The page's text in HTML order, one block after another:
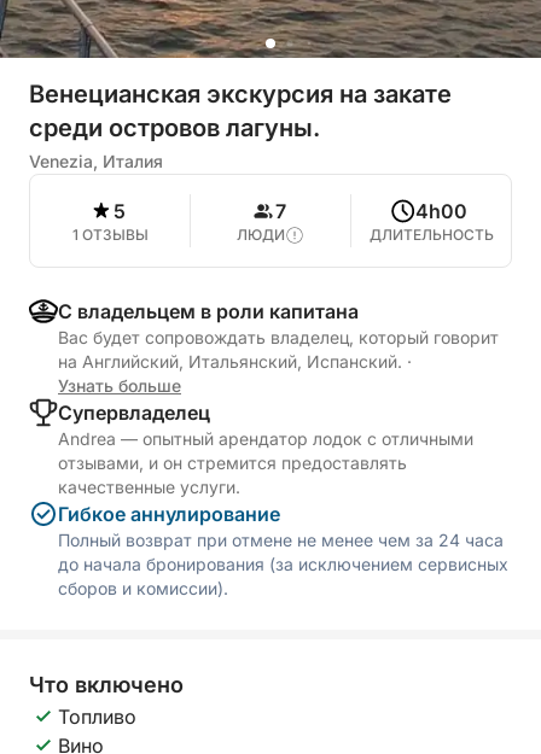
Венецианская экскурсия на закате
среди островов лагуны.
Venezia, Италия
5
1 ОТЗЫВЫ
7
ЛЮДИ
4h00
ДЛИТЕЛЬНОСТЬ
С владельцем в роли капитана
Вас будет сопровождать владелец, который говорит
на Английский, Итальянский, Испанский. ·
Узнать больше
Cупервладелец
Andrea — опытный арендатор лодок с отличными
отзывами, и он стремится предоставлять
качественные услуги.
Гибкое аннулирование
Полный возврат при отмене не менее чем за 24 часа
до начала бронирования (за исключением сервисных
сборов и комиссии).
Что включено
Топливо
Вино